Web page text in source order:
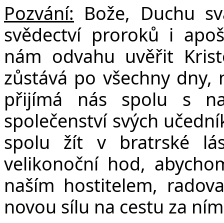
Pozvání: Bože, Duchu
svědectví proroků i
nám odvahu uvěřit
zůstává po všechny dny,
přijímá nás spolu s
společenství svých
spolu žít v bratrské
velikonoční hod,
naším hostitelem,
novou sílu na cestu za